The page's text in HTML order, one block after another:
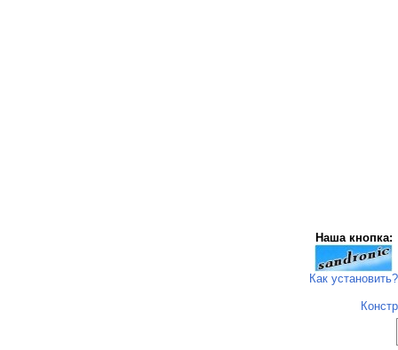
Наша кнопка:
Как установить?